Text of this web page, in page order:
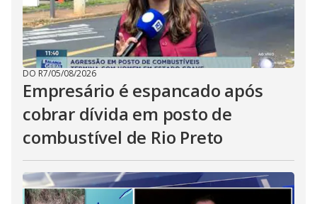
DO R7/05/08/2026
Empresário é espancado após
cobrar dívida em posto de
combustível de Rio Preto